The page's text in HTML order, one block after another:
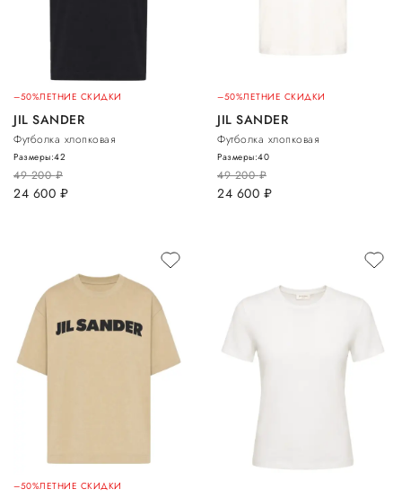
–50%ЛЕТНИЕ СКИДКИ
JIL SANDER
Футболка хлопковая
49 200руб.
24 600 руб.
Размеры:42
–50%ЛЕТНИЕ СКИДКИ
JIL SANDER
Футболка хлопковая
49 200руб.
24 600 руб.
Размеры:40
–50%ЛЕТНИЕ СКИДКИ